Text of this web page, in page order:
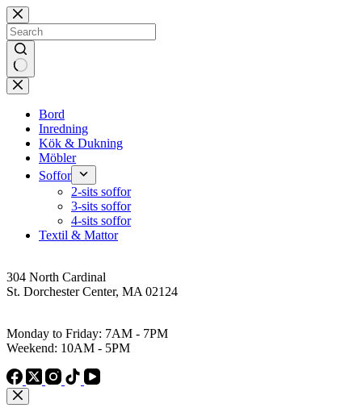
Skip
to
content
No
results
Bord
Inredning
Kök & Dukning
Möbler
Soffor
2-sits soffor
3-sits soffor
4-sits soffor
Textil & Mattor
304 North Cardinal
St. Dorchester Center, MA 02124
Monday to Friday: 7AM - 7PM
Weekend: 10AM - 5PM